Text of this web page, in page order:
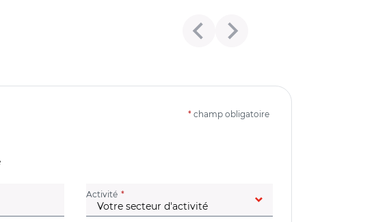
* champ obligatoire
Activité (champ obligatoire)